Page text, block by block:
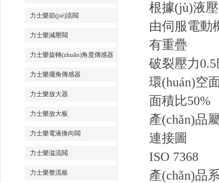
力士樂節(jié)流閥
力士樂減壓閥
力士樂旋轉(zhuǎn)角度傳感器
力士樂擺角傳感器
力士樂放大器
力士樂放大板
力士樂電液換向閥
力士樂溢流閥
力士樂整流板
根據(jù)液
由伺服電動
有重疊
破裂壓力0.5
環(huán)空
面積比50%
產(chǎn)品
連接圖
ISO 7368
產(chǎn)品